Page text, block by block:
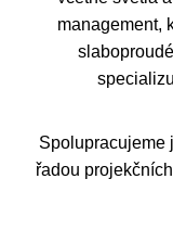
management,
Spolupracujeme
řadou